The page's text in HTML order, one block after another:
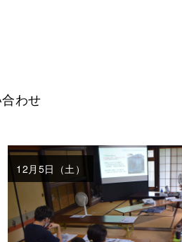
わせ
12月5日（土）